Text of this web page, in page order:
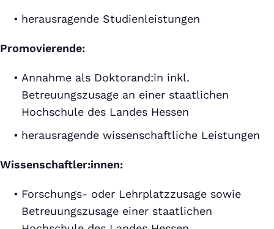
herausragende Studienleistungen
Promovierende:
Annahme als Doktorand:in inkl.
Betreuungszusage an einer staatlichen
Hochschule des Landes Hessen
herausragende wissenschaftliche Leistungen
Wissenschaftler:innen:
Forschungs- oder Lehrplatzzusage sowie
Betreuungszusage einer staatlichen